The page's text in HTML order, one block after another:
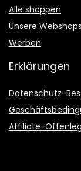
Alle shoppen
Unsere Webshops
Werben
Erklärungen
Datenschutz-
Affiliate-